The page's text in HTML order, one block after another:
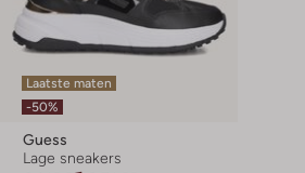
Laatste maten
-50%
Guess
Lage sneakers